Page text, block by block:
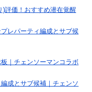
)評価！おすすめ潜在覚醒
レパーティ編成とサブ候
｜チェンソーマンコラボ
成とサブ候補｜チェンソ